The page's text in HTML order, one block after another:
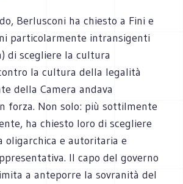
Berlusconi ha chiesto a Fini e
particolarmente intransigenti
di scegliere la cultura
la cultura della legalità
della Camera andava
forza. Non solo: più sottilmente
ha chiesto loro di scegliere
oligarchica e autoritaria e
Il capo del governo
a anteporre la sovranità del